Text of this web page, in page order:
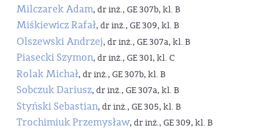
Milczarek Adam, dr inż., GE 307b, kl. B
Miśkiewicz Rafał, dr inż., GE 309, kl. B
Olszewski Andrzej, dr inż., GE 307a, kl. B
Piasecki Szymon, dr inż., GE 301, kl. C
Rolak Michał, dr inż., GE 307b, kl. B
Sobczuk Dariusz, dr inż., GE 307a, kl. B
Styński Sebastian, dr inż., GE 305, kl. B
Trochimiuk Przemysław, dr inż., GE 309, kl. B